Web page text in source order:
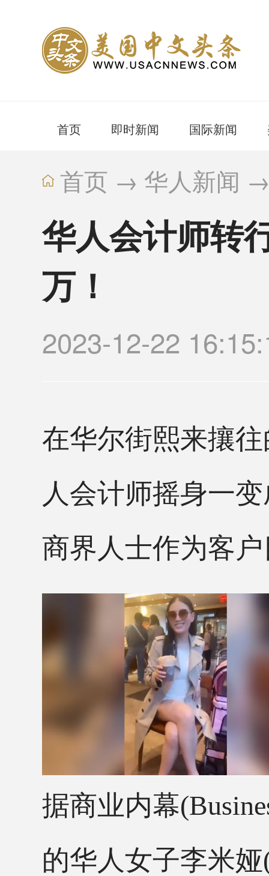
首页 即时新闻 国际新闻
首页 → 华人新闻
华人会计师转
万！
2023-12-22
在华尔街熙来攘
人会计师摇身一
商界人士作为客
据商业内幕
的华人女子李米